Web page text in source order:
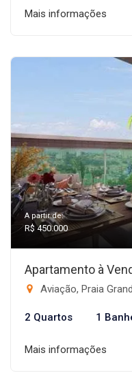
Mais informações
A partir de:
R$ 450.000
Apartamento à
Aviação, Praia
2 Quartos 1
Mais informações